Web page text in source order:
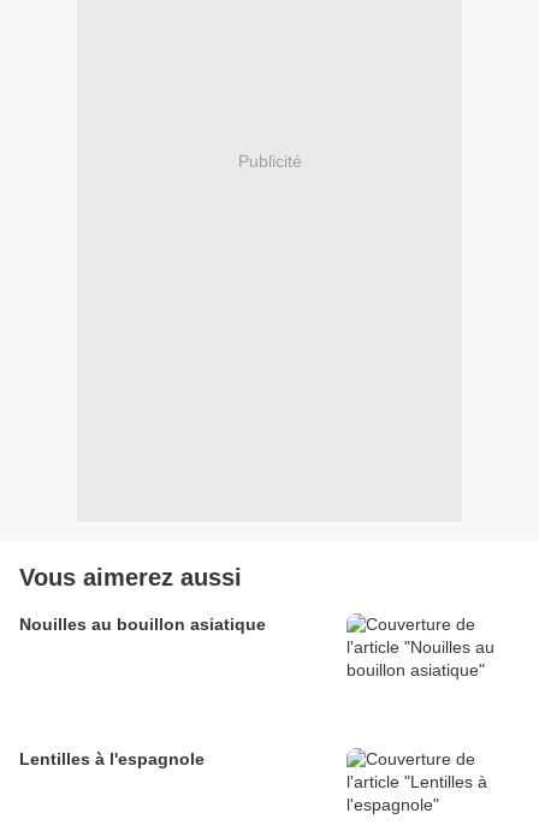
Publicité
Vous aimerez aussi
Nouilles au bouillon asiatique
Lentilles à l'espagnole